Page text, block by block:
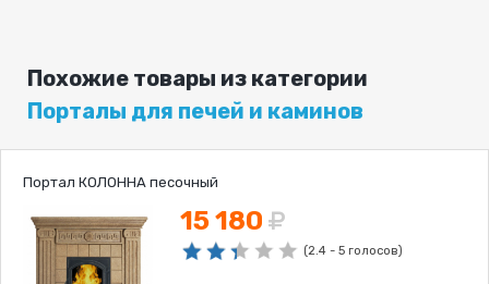
Похожие товары из категории
Порталы для печей и каминов
Портал КОЛОННА песочный
15 180
(2.4 - 5 голосов)